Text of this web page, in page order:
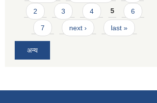
2 3 4 5 6
7 next › last »
अन्य